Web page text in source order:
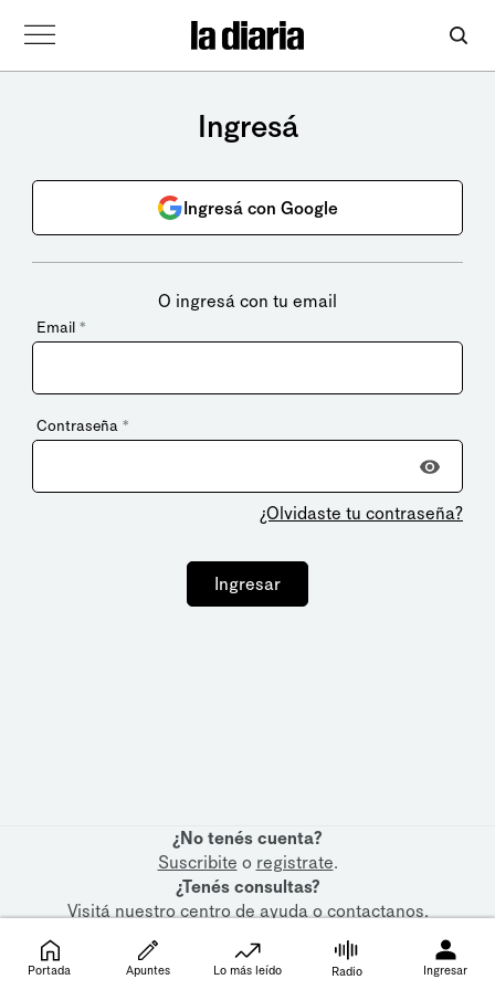
Ingresá
Ingresá con Google
O ingresá con tu email
Email *
Contraseña *
¿Olvidaste tu contraseña?
Ingresar
¿No tenés cuenta?
Suscribite o registrate.
¿Tenés consultas?
Visitá nuestrocentro de ayudaocontactanos.
Portada Apuntes Lo más leído Radio Ingresar